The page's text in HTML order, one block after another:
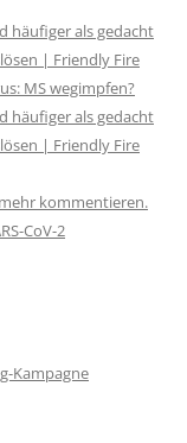
häufiger als gedacht
| Friendly Fire
MS wegimpfen?
häufiger als gedacht
| Friendly Fire
kommentieren.
CoV-2
Kampagne